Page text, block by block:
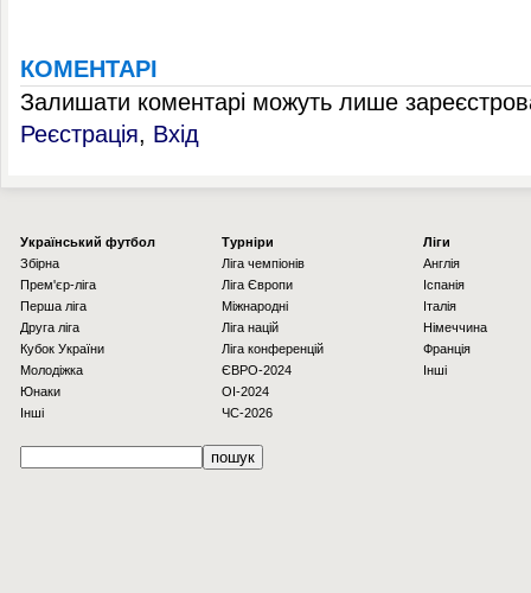
КОМЕНТАРІ
Залишати коментарі можуть лише
Реєстрація, Вхід
Українcький футбол
Збірна
Прем'єр-ліга
Перша ліга
Друга ліга
Кубок України
Молодіжка
Юнаки
Інші
Турніри
Ліга чемпіонів
Ліга Європи
Міжнародні
Ліга націй
Ліга конференцій
ЄВРО-2024
OI-2024
ЧС-2026
Ліги
Англія
Іспанія
Італія
Німеччина
Франція
Інші